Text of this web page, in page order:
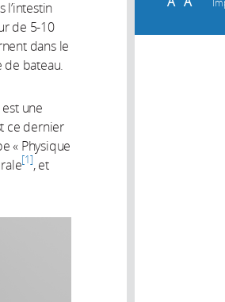
l’intestin
de 5-10
dans le
de bateau.
une
ce dernier
« Physique
1 , et